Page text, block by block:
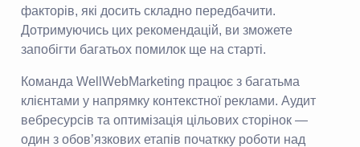
факторів, які досить складно передбачити.
Дотримуючись цих рекомендацій, ви зможете
запобігти багатьох помилок ще на старті.
Команда WellWebMarketing працює з багатьма
клієнтами у напрямку контекстної реклами. Аудит
вебресурсів та оптимізація цільових сторінок —
один з обов’язкових етапів початкку роботи над